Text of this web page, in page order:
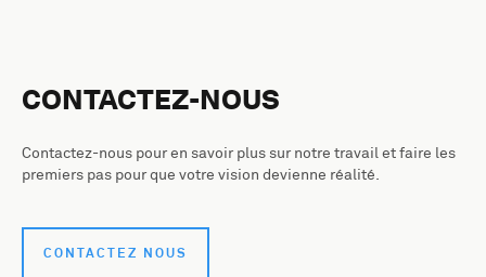
CONTACTEZ-NOUS
Contactez-nous pour en savoir plus sur notre travail et faire les
premiers pas pour que votre vision devienne réalité.
CONTACTEZ NOUS